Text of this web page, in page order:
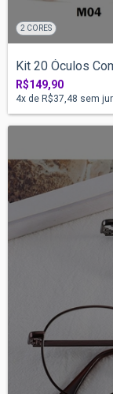
2 CORES
Kit 20 Óculos
R$149,90
4x de R$37,48 sem